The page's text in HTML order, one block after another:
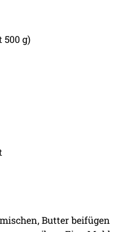
500 g)
Butter beifügen